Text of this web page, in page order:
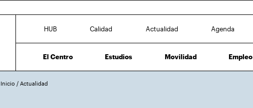
HUB Calidad Actualidad Agenda
El Centro Estudios Movilidad Empleo
Inicio / Actualidad